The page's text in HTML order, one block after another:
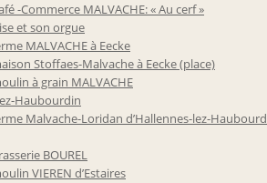
-Commerce MALVACHE: « Au cerf »
et son orgue
MALVACHE à Eecke
Stoffaes-Malvache à Eecke (place)
à grain MALVACHE
Haubourdin
Malvache-Loridan d’Hallennes-lez-
BOUREL
VIEREN d’Estaires